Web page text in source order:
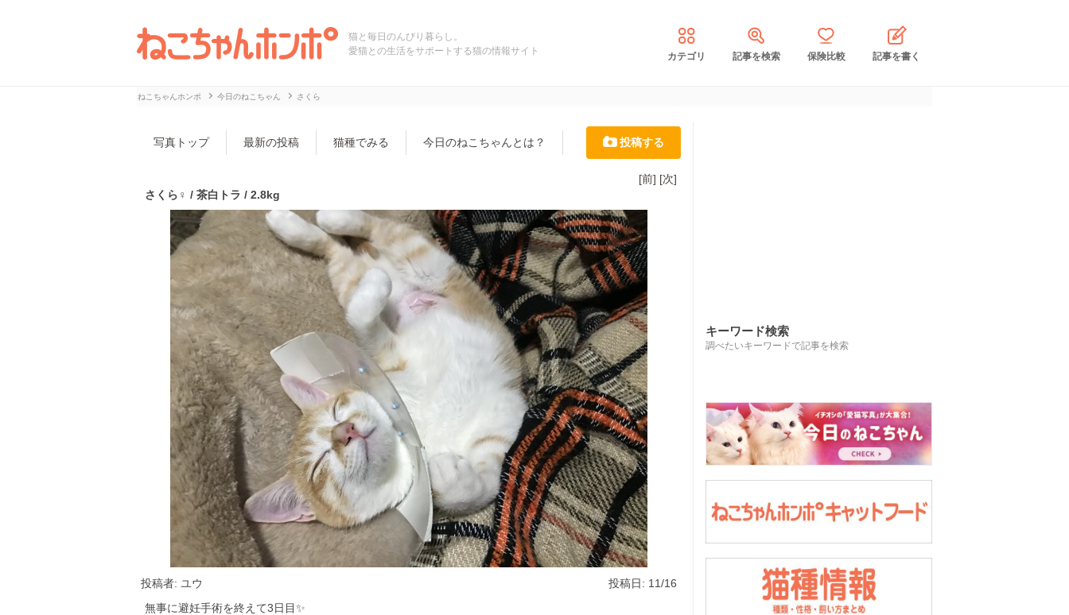
猫と毎日のんびり暮らし。
愛猫との生活をサポートする猫の情報サイト
カテゴリ 記事を検索 保険比較 記事を書く
ねこちゃんホンポ 今日のねこちゃん さくら
写真トップ 最新の投稿 猫種でみる 今日のねこちゃんとは？ 投稿する
[前] [次]
さくら♀ / 茶白トラ / 2.8kg
投稿者: ユウ
投稿日: 11/16
無事に避妊手術を終えて3日目✨
キーワード検索
調べたいキーワードで記事を検索